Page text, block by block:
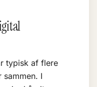
typisk af flere
I